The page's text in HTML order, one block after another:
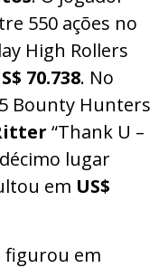
550 ações no
High Rollers
70.738. No
Bounty Hunters
“Thank U –
lugar
em US$
figurou em